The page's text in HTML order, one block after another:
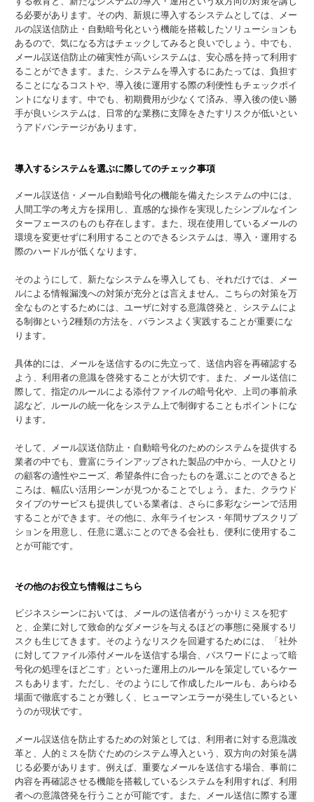
る必要があります。その内、新規に導入するシステムとしては、メー
ルの誤送信防止・自動暗号化という機能を搭載したソリューションも
あるので、気になる方はチェックしてみると良いでしょう。中でも、
メール誤送信防止の確実性が高いシステムは、安心感を持って利用す
ることができます。また、システムを導入するにあたっては、負担す
ることになるコストや、導入後に運用する際の利便性もチェックポイ
ントになります。中でも、初期費用が少なくて済み、導入後の使い勝
手が良いシステムは、日常的な業務に支障をきたすリスクが低いとい
うアドバンテージがあります。
導入するシステムを選ぶに際してのチェック事項
メール誤送信・メール自動暗号化の機能を備えたシステムの中には、
人間工学の考え方を採用し、直感的な操作を実現したシンプルなイン
ターフェースのものも存在します。また、現在使用しているメールの
環境を変更せずに利用することのできるシステムは、導入・運用する
際のハードルが低くなります。
そのようにして、新たなシステムを導入しても、それだけでは、メー
ルによる情報漏洩への対策が充分とは言えません。こちらの対策を万
全なものとするためには、ユーザに対する意識啓発と、システムによ
る制御という2種類の方法を、バランスよく実践することが重要にな
ります。
具体的には、メールを送信するのに先立って、送信内容を再確認する
よう、利用者の意識を啓発することが大切です。また、メール送信に
際して、指定のルールによる添付ファイルの暗号化や、上司の事前承
認など、ルールの統一化をシステム上で制御することもポイントにな
ります。
そして、メール誤送信防止・自動暗号化のためのシステムを提供する
業者の中でも、豊富にラインアップされた製品の中から、一人ひとり
の顧客の適性やニーズ、希望条件に合ったものを選ぶことのできると
ころは、幅広い活用シーンが見つかることでしょう。また、クラウド
タイプのサービスも提供している業者は、さらに多彩なシーンで活用
することができます。その他に、永年ライセンス・年間サブスクリプ
ションを用意し、任意に選ぶことのできる会社も、便利に使用するこ
とが可能です。
その他のお役立ち情報はこちら
ビジネスシーンにおいては、メールの送信者がうっかりミスを犯す
と、企業に対して致命的なダメージを与えるほどの事態に発展するリ
スクも生じてきます。そのようなリスクを回避するためには、「社外
に対してファイル添付メールを送信する場合、パスワードによって暗
号化の処理をほどこす」といった運用上のルールを策定しているケー
スもあります。ただし、そのようにして作成したルールも、あらゆる
場面で徹底することが難しく、ヒューマンエラーが発生しているとい
うのが現状です。
メール誤送信を防止するための対策としては、利用者に対する意識改
革と、人的ミスを防ぐためのシステム導入という、双方向の対策を講
じる必要があります。例えば、重要なメールを送信する場合、事前に
内容を再確認させる機能を搭載しているシステムを利用すれば、利用
者への意識啓発を行うことが可能です。また、メール送信に際する運